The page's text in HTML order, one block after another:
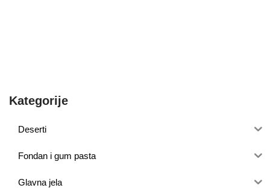
Kategorije
Deserti
Fondan i gum pasta
Glavna jela